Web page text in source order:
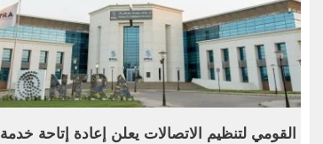
القومي لتنظيم الاتصالات يعلن إعادة إتاحة خدمة